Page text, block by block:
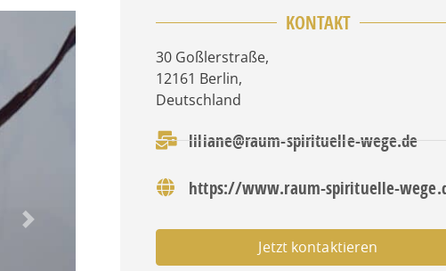
Nächstes
KONTAKT
30 Goßlerstraße,
12161 Berlin,
Deutschland
liliane@raum-spirituelle-wege.de
https://www.raum-spirituelle-
Jetzt kontaktieren